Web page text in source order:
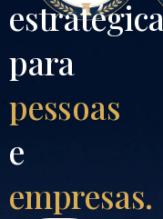
para
pessoas
e
empresas.